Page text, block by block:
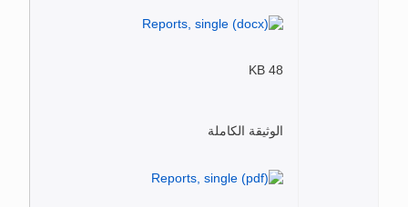
48 KB
الوثيقة الكاملة